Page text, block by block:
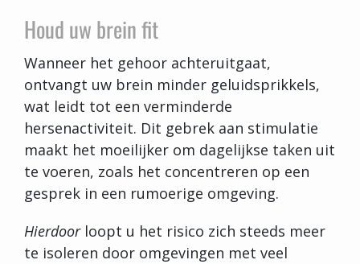
Houd uw brein fit
Wanneer het gehoor achteruitgaat,
ontvangt uw brein minder geluidsprikkels,
wat leidt tot een verminderde
hersenactiviteit. Dit gebrek aan stimulatie
maakt het moeilijker om dagelijkse taken uit
te voeren, zoals het concentreren op een
gesprek in een rumoerige omgeving.
Hierdoorloopt u het risico zich steeds meer
te isoleren door omgevingen met veel